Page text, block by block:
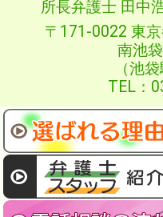
所長弁護士 田中
〒171-0022 東
南池
（池
TEL：